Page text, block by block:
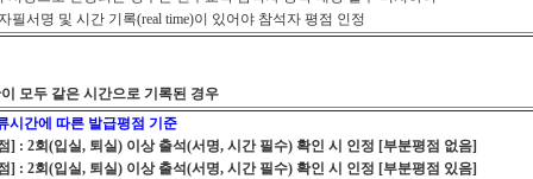
명 및 시간 기록(real time)이 있어야 참석자 평점 인정
모두 같은 시간으로 기록된 경우
시간에 따른 발급평점 기준
] : 2회(입실, 퇴실) 이상 출석(서명, 시간 필수) 확인 시 인정 [부분평점 없음]
] : 2회(입실, 퇴실) 이상 출석(서명, 시간 필수) 확인 시 인정 [부분평점 있음]